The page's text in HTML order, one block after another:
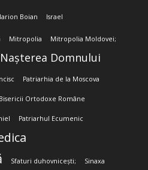
Boian Israel
Mitropolia Mitropolia Moldovei;
Nașterea Domnului
Patriarhia de la Moscova
Ortodoxe Române
Patriarhul Ecumenic
Sfaturi duhovnicești; Sinaxa